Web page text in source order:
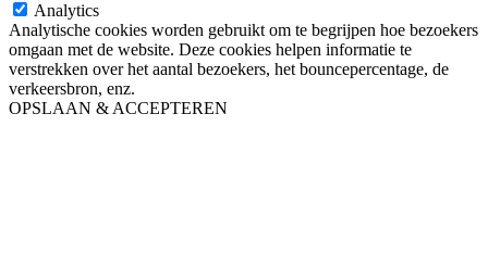
Analytics
Analytische cookies worden gebruikt om te begrijpen hoe bezoekers
omgaan met de website. Deze cookies helpen informatie te
verstrekken over het aantal bezoekers, het bouncepercentage, de
verkeersbron, enz.
OPSLAAN & ACCEPTEREN